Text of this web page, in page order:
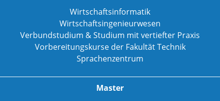
Wirtschaftsinformatik
Wirtschaftsingenieurwesen
Verbundstudium & Studium mit vertiefter Praxis
Vorbereitungskurse der Fakultät Technik
Sprachenzentrum
Master